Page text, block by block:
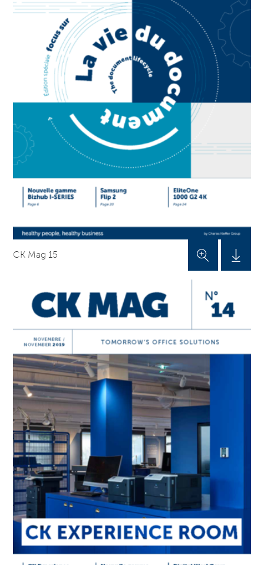
CK Mag 15